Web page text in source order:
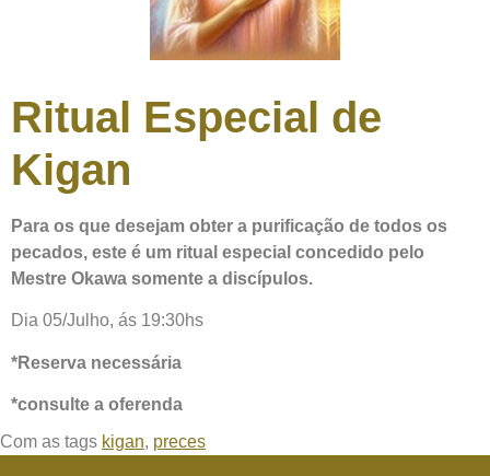
Ritual Especial de
Kigan
Para os que desejam obter a purificação de todos os
pecados, este é um ritual especial concedido pelo
Mestre Okawa somente a discípulos.
Dia 05/Julho, ás 19:30hs
*Reserva necessária
*consulte a oferenda
Com as tags kigan, preces